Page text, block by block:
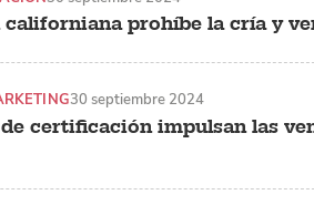
prohíbe la cría y
certificación impulsan las
30 septiembre 2024